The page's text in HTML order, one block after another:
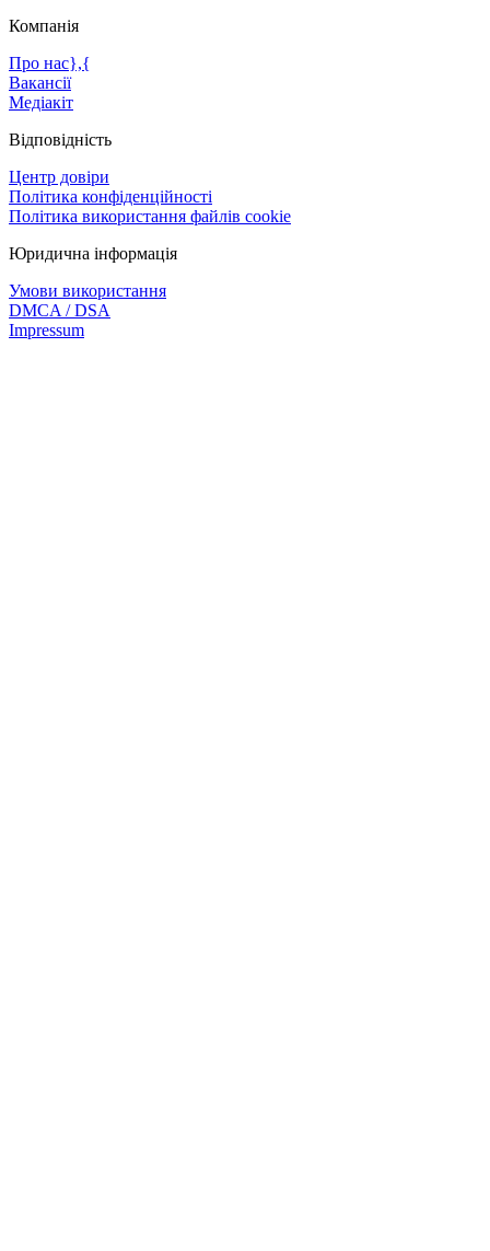
Компанія
Про нас},{
Вакансії
Медіакіт
Відповідність
Центр довіри
Політика конфіденційності
Політика використання файлів cookie
Юридична інформація
Умови використання
DMCA / DSA
Impressum